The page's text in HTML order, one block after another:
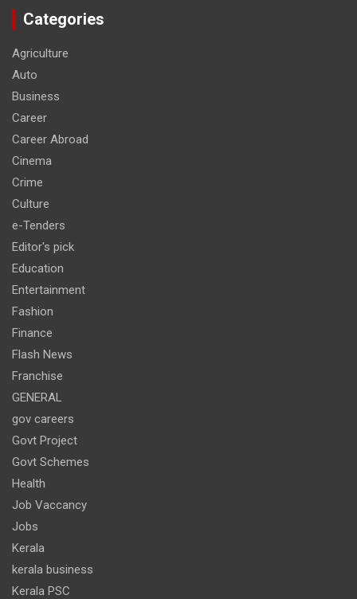
Categories
Agriculture
Auto
Business
Career
Career Abroad
Cinema
Crime
Culture
e-Tenders
Editor's pick
Education
Entertainment
Fashion
Finance
Flash News
Franchise
GENERAL
gov careers
Govt Project
Govt Schemes
Health
Job Vaccancy
Jobs
Kerala
kerala business
Kerala PSC